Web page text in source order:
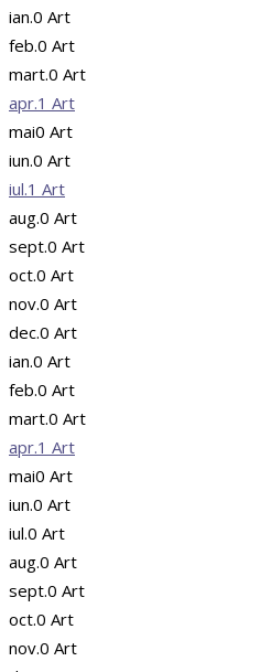
ian.0 Art
feb.0 Art
mart.0 Art
apr.1 Art
mai0 Art
iun.0 Art
iul.1 Art
aug.0 Art
sept.0 Art
oct.0 Art
nov.0 Art
dec.0 Art
ian.0 Art
feb.0 Art
mart.0 Art
apr.1 Art
mai0 Art
iun.0 Art
iul.0 Art
aug.0 Art
sept.0 Art
oct.0 Art
nov.0 Art